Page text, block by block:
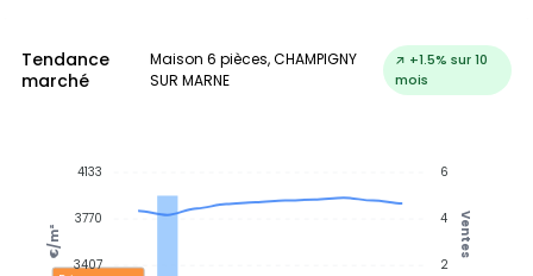
Tendance
marché
Maison 6 pièces, CHAMPIGNY
SUR MARNE
↗ +1.5% sur 10
mois
6
4
2
Ventes
4133
3770
3407
€/m²